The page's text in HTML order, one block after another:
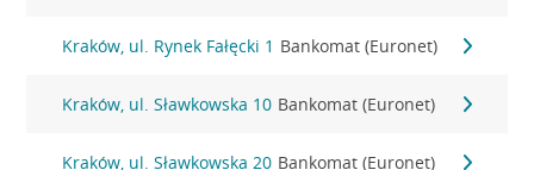
Kraków, ul. Rynek Fałęcki 1 Bankomat (Euronet)
Kraków, ul. Sławkowska 10 Bankomat (Euronet)
Kraków, ul. Sławkowska 20 Bankomat (Euronet)